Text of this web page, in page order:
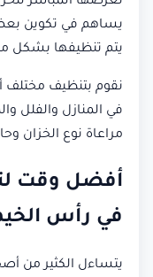
يساهم في تكوين
يتم تنظيفها بشكل
نقوم بتنظيف مختلف
في المنازل والفلل
مراعاة نوع الخزان
أفضل وقت
في رأس
يتساءل الكثير من